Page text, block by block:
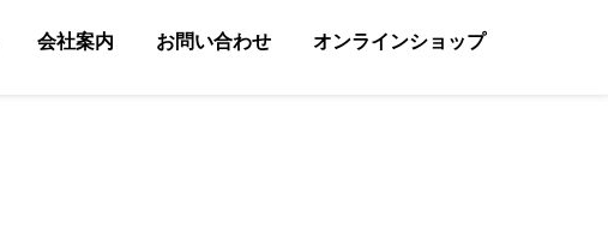
会社案内 お問い合わせ オンラインショップ